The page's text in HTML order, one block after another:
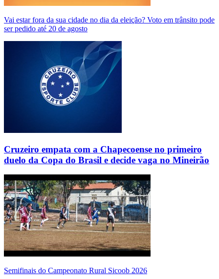
Vai estar fora da sua cidade no dia da eleição? Voto em trânsito pode
ser pedido até 20 de agosto
Cruzeiro empata com a Chapecoense no primeiro
duelo da Copa do Brasil e decide vaga no Mineirão
Semifinais do Campeonato Rural Sicoob 2026